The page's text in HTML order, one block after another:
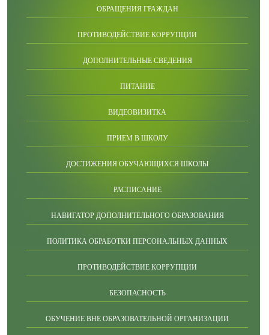
ОБРАЩЕНИЯ ГРАЖДАН
ПРОТИВОДЕЙСТВИЕ КОРРУПЦИИ
ДОПОЛНИТЕЛЬНЫЕ СВЕДЕНИЯ
ПИТАНИЕ
ВИДЕОВИЗИТКА
ПРИЕМ В ШКОЛУ
ДОСТИЖЕНИЯ ОБУЧАЮЩИХСЯ ШКОЛЫ
РАСПИСАНИЕ
НАВИГАТОР ДОПОЛНИТЕЛЬНОГО ОБРАЗОВАНИЯ
ПОЛИТИКА ОБРАБОТКИ ПЕРСОНАЛЬНЫХ ДАННЫХ
ПРОТИВОДЕЙСТВИЕ КОРРУПЦИИ
БЕЗОПАСНОСТЬ
ОБУЧЕНИЕ ВНЕ ОБРАЗОВАТЕЛЬНОЙ ОРГАНИЗАЦИИ